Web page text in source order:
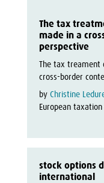
The tax
made in a
perspective
The tax treament
cross-border
by Christine
European
stock options
international